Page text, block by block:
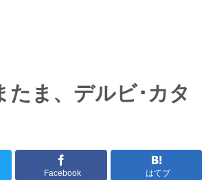
たま、デルビ･カタ
Facebook はてブ